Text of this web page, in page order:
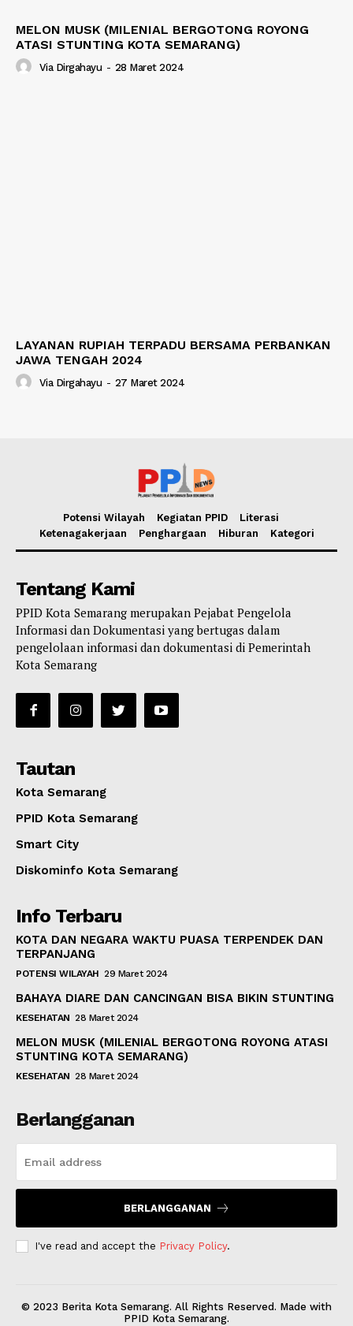
MELON MUSK (MILENIAL BERGOTONG ROYONG
ATASI STUNTING KOTA SEMARANG)
Via Dirgahayu - 28 Maret 2024
LAYANAN RUPIAH TERPADU BERSAMA PERBANKAN
JAWA TENGAH 2024
Via Dirgahayu - 27 Maret 2024
Potensi Wilayah Kegiatan PPID
Literasi
Ketenagakerjaan
Penghargaan Hiburan Kategori
Tentang Kami
PPID Kota Semarang merupakan Pejabat Pengelola
Informasi dan Dokumentasi yang bertugas dalam
pengelolaan informasi dan dokumentasi di Pemerintah
Kota Semarang
Tautan
Kota Semarang
PPID Kota Semarang
Smart City
Diskominfo Kota Semarang
Info Terbaru
KOTA DAN NEGARA WAKTU PUASA TERPENDEK DAN
TERPANJANG
POTENSI WILAYAH 29 Maret 2024
BAHAYA DIARE DAN CANCINGAN BISA BIKIN STUNTING
KESEHATAN 28 Maret 2024
MELON MUSK (MILENIAL BERGOTONG ROYONG ATASI
STUNTING KOTA SEMARANG)
KESEHATAN 28 Maret 2024
Berlangganan
BERLANGGANAN
I've read and accept the Privacy Policy.
© 2023 Berita Kota Semarang. All Rights Reserved. Made with
PPID Kota Semarang.